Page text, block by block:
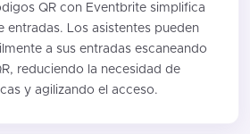
QR con Eventbrite simplifica
entradas. Los asistentes pueden
a sus entradas escaneando
reduciendo la necesidad de
y agilizando el acceso.